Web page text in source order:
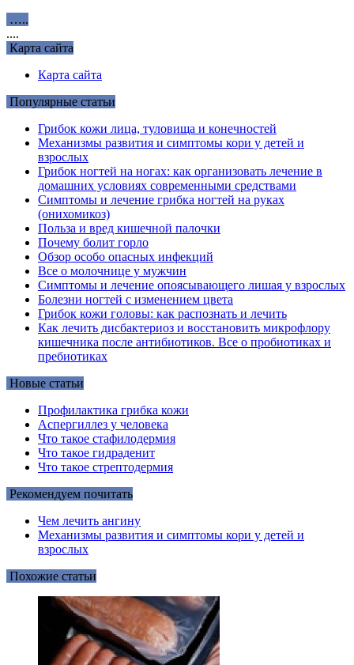
…..
....
Карта сайта
Карта сайта
Популярные статьи
Грибок кожи лица, туловища и конечностей
Механизмы развития и симптомы кори у детей и
взрослых
Грибок ногтей на ногах: как организовать лечение в
домашних условиях современными средствами
Симптомы и лечение грибка ногтей на руках
(онихомикоз)
Польза и вред кишечной палочки
Почему болит горло
Обзор особо опасных инфекций
Все о молочнице у мужчин
Симптомы и лечение опоясывающего лишая у взрослых
Болезни ногтей с изменением цвета
Грибок кожи головы: как распознать и лечить
Как лечить дисбактериоз и восстановить микрофлору
кишечника после антибиотиков. Все о пробиотиках и
пребиотиках
Новые статьи
Профилактика грибка кожи
Аспергиллез у человека
Что такое стафилодермия
Что такое гидраденит
Что такое стрептодермия
Рекомендуем почитать
Чем лечить ангину
Механизмы развития и симптомы кори у детей и
взрослых
Похожие статьи